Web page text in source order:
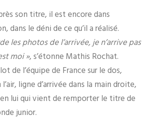
son titre, il est encore dans
dans le déni de ce qu’il a réalisé.
les photos de l’arrivée, je n’arrive pas
moi », s’étonne Mathis Rochat.
de l’équipe de France sur le dos,
ligne d’arrivée dans la main droite,
lui qui vient de remporter le titre de
junior.